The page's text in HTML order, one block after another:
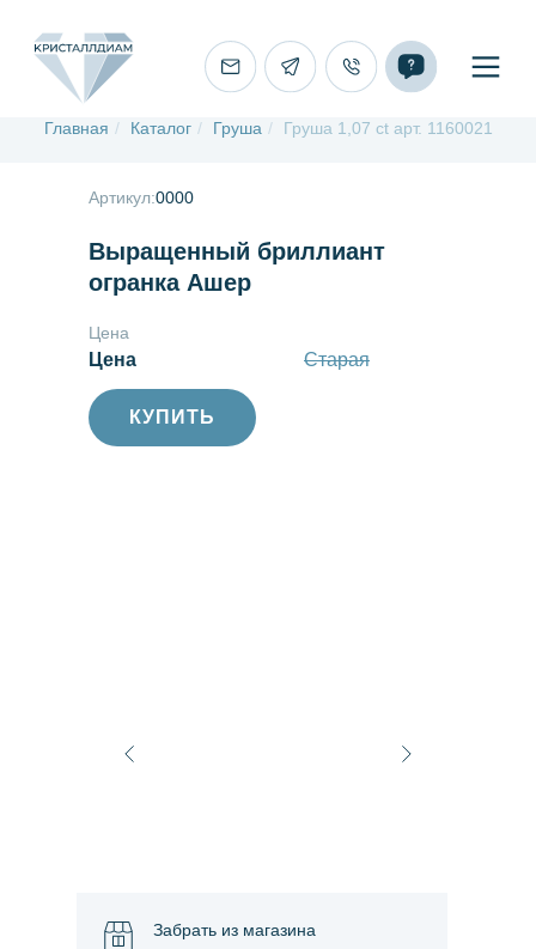
Главная / Каталог / Груша / Груша 1,07 ct арт. 1160021
Забрать из магазина
Выращенный бриллиант
огранка Ашер
Артикул:0000
Старая
Цена
Цена
КУПИТЬ